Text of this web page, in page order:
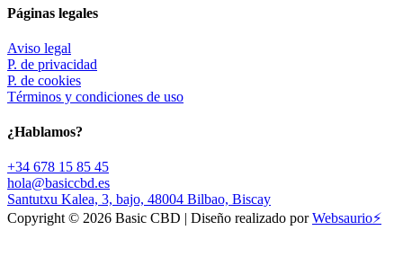
Páginas legales
Aviso legal
P. de privacidad
P. de cookies
Términos y condiciones de uso
¿Hablamos?
+34 678 15 85 45
hola@basiccbd.es
Santutxu Kalea, 3, bajo, 48004 Bilbao, Biscay
Copyright © 2026 Basic CBD | Diseño realizado porWebsaurio⚡